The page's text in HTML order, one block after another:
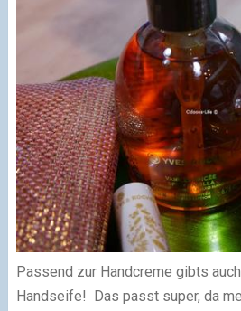
Passend zur Handcreme gibts
Handseife! Das passt super, da